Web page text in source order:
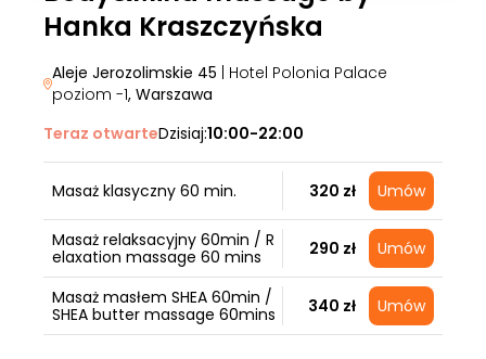
Hanka Kraszczyńska
Aleje Jerozolimskie 45 | Hotel Polonia Palace
poziom -1, Warszawa
Teraz otwarteDzisiaj:10:00-22:00
Masaż klasyczny 60 min. 320 zł Umów
Masaż relaksacyjny 60min / R
elaxation massage 60 mins
290 zł Umów
Masaż masłem SHEA 60min /
SHEA butter massage 60mins
340 zł Umów